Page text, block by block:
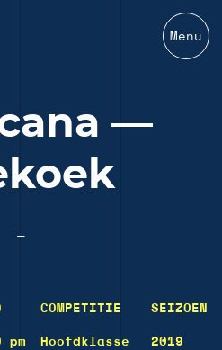
Menu
—
—
COMPETITIE SEIZOEN
pm Hoofdklasse 2019